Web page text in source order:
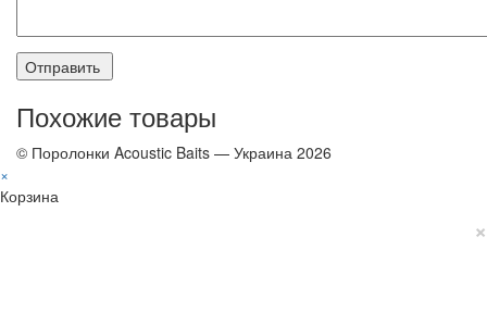
Похожие товары
© Поролонки Acoustic Baits — Украина 2026
×
Корзина
×